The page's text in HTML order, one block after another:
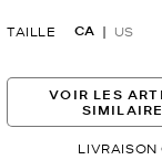
TAILLE CA US
VOIR LES
LIVRAISON